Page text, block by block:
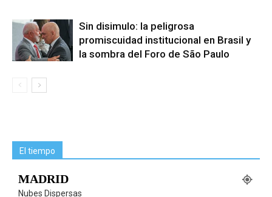
Sin disimulo: la peligrosa
promiscuidad institucional en Brasil y
la sombra del Foro de São Paulo
El tiempo
MADRID
Nubes Dispersas